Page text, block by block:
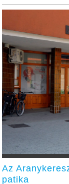
Az
patika